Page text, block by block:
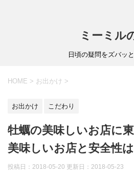
ミーミル
日頃の疑問をズバッ
HOME > お出かけ >
お出かけ こだわり
牡蠣の美味しいお店に
美味しいお店と安全性は
投稿日：2018-05-20 更新日： 2018-05-23